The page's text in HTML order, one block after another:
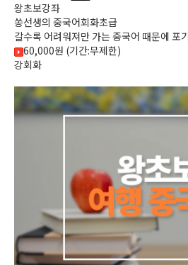
왕초보강좌
쏭선생의 중국어회화초급
갈수록 어려워져만 가는 중국어 때문에 포
60,000원 (기간:무제한)
강회화